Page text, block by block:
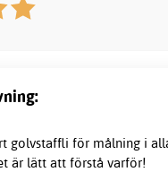
golvstaffli för målning i
är lätt att förstå varför!